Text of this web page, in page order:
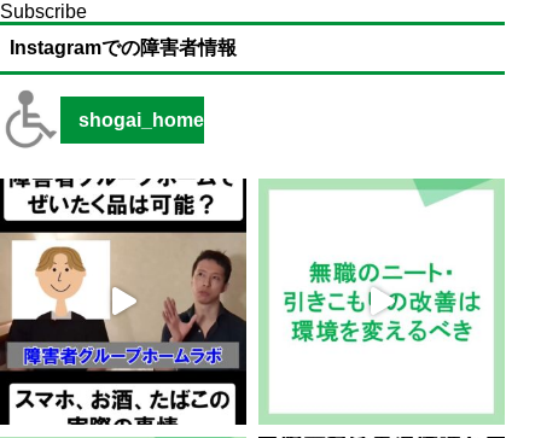
Subscribe
Instagramでの障害者情報
shogai_home